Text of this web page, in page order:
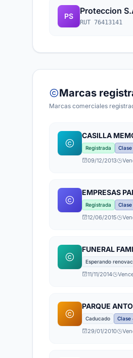
PS
Proteccion
RUT 76413141
Marcas
Marcas comerciales
CASILLA
Registrada
09/12/2013
EMPRESAS
Registrada
12/06/2015
FUNERAL
Esperando
11/11/2014
PARQUE
Caducado Clase
29/01/2010